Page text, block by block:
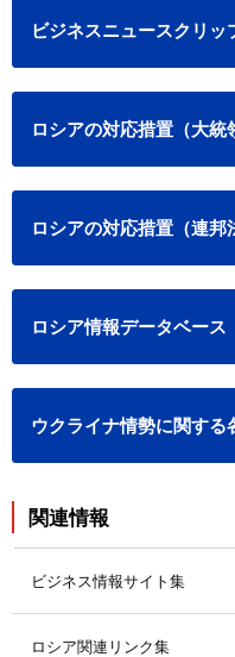
ビジネスニュースクリッ
ロシアの対応措置（大統
ロシアの対応措置（連邦
ロシア情報データベース
ウクライナ情勢に関する
関連情報
ビジネス情報サイト集
ロシア関連リンク集